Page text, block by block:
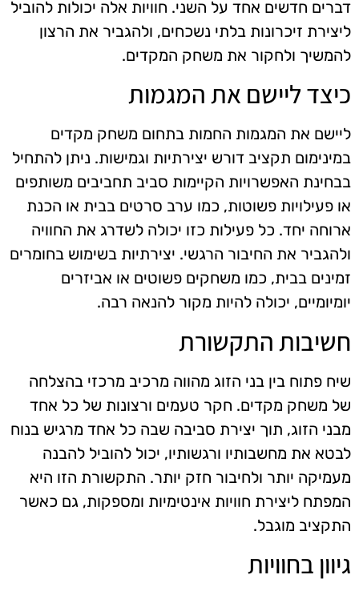
דברים חדשים אחד על השני. חוויות אלה יכולות להוביל
ליצירת זיכרונות בלתי נשכחים, ולהגביר את הרצון
להמשיך ולחקור את משחק המקדים.
כיצד ליישם את המגמות
ליישם את המגמות החמות בתחום משחק מקדים
במינימום תקציב דורש יצירתיות וגמישות. ניתן להתחיל
בבחינת האפשרויות הקיימות סביב תחביבים משותפים
או פעילויות פשוטות, כמו ערב סרטים בבית או הכנת
ארוחה יחד. כל פעילות כזו יכולה לשדרג את החוויה
ולהגביר את החיבור הרגשי. יצירתיות בשימוש בחומרים
זמינים בבית, כמו משחקים פשוטים או אביזרים
יומיומיים, יכולה להיות מקור להנאה רבה.
חשיבות התקשורת
שיח פתוח בין בני הזוג מהווה מרכיב מרכזי בהצלחה
של משחק מקדים. חקר טעמים ורצונות של כל אחד
מבני הזוג, תוך יצירת סביבה שבה כל אחד מרגיש בנוח
לבטא את מחשבותיו ורגשותיו, יכול להוביל להבנה
מעמיקה יותר ולחיבור חזק יותר. התקשורת הזו היא
המפתח ליצירת חוויות אינטימיות ומספקות, גם כאשר
התקציב מוגבל.
גיוון בחוויות